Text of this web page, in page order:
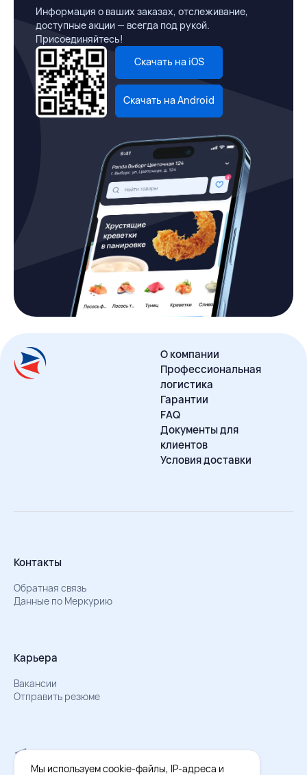
Информация о ваших заказах, отслеживание,
доступные акции — всегда под рукой.
Присоединяйтесь!
Скачать на iOS
Скачать на Android
О компании
Профессиональная
логистика
Гарантии
FAQ
Документы для
клиентов
Условия доставки
Контакты
Обратная связь
Данные по Меркурию
Карьера
Вакансии
Отправить резюме
Мы в Телеграм
Документы об обработке персональных данных
Мы используем cookie-файлы, IP-адреса и